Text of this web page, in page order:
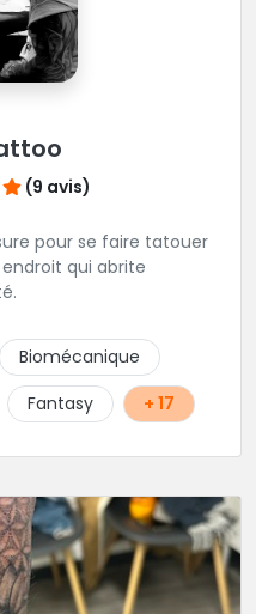
(9 avis)
pour se faire tatouer
endroit qui abrite
Biomécanique
Fantasy + 17